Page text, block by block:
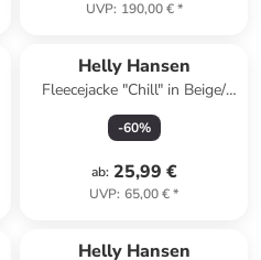
UVP: 190,00 €*
Helly Hansen
Fleecejacke "Chill" in Beige/
Türkis
-60%
ab: 25,99 €
UVP: 65,00 €*
Helly Hansen